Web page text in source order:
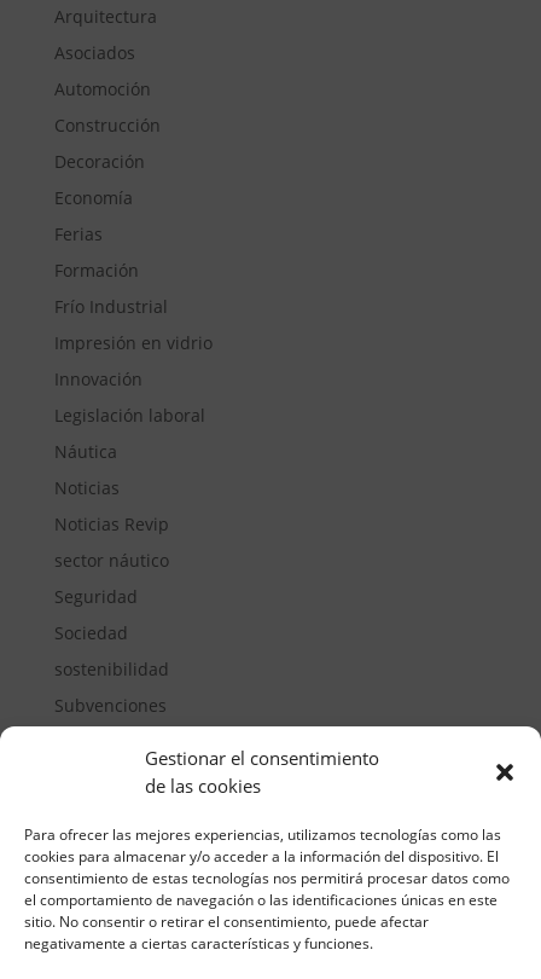
Gestionar el consentimiento
de las cookies
Para ofrecer las mejores experiencias, utilizamos tecnologías como las
cookies para almacenar y/o acceder a la información del dispositivo. El
consentimiento de estas tecnologías nos permitirá procesar datos como
el comportamiento de navegación o las identificaciones únicas en este
sitio. No consentir o retirar el consentimiento, puede afectar
negativamente a ciertas características y funciones.
Arquitectura
Asociados
Automoción
Construcción
Decoración
Economía
Ferias
Formación
Frío Industrial
Impresión en vidrio
Innovación
Legislación laboral
Náutica
Noticias
Noticias Revip
sector náutico
Seguridad
Sociedad
sostenibilidad
Subvenciones